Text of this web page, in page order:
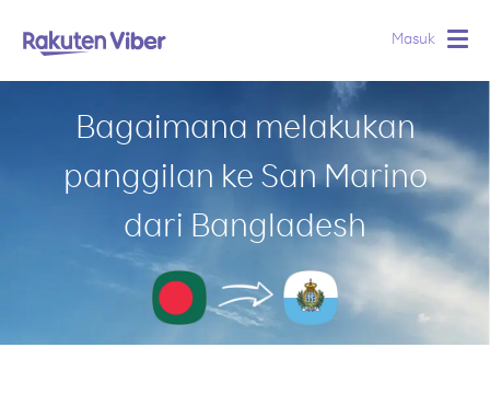
Masuk
Bagaimana melakukan
panggilan ke San Marino
dari Bangladesh